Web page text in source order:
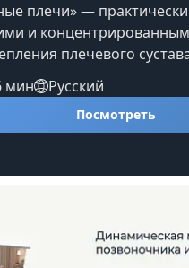
плечи» —
и
плечевого
лопатки и постепенного
уверенности в
для тех, кто хочет
нагрузку.Какие
плеча, лопатки и
влияют на
мин Русский
Посмотреть